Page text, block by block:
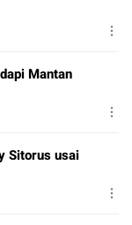
Mantan
Sitorus usai